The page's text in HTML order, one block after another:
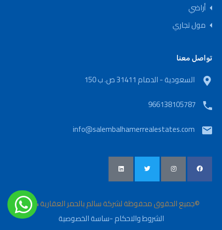
أراضي
مول تجاري
تواصل معنا
السعودية - الدمام 31411 ص. ب 150
966138105787
info@salembalhamerrealestates.com
©جميع الحقوق محفوظة لشركة سالم بالحمر العقارية 2024
الشروط والاحكام-ساسة الخصوصية